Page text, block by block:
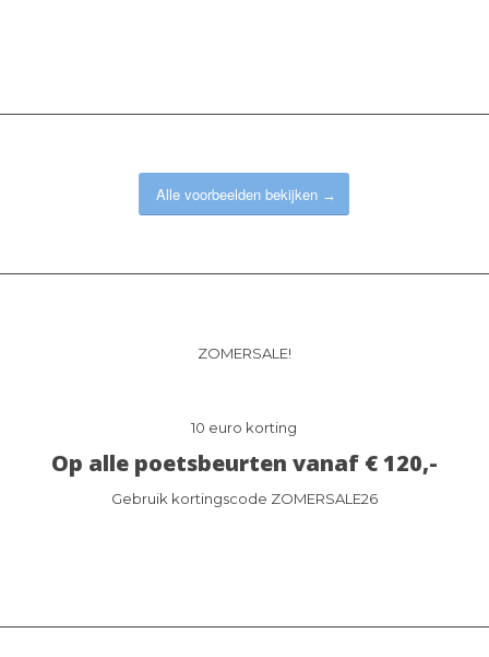
Alle voorbeelden bekijken
ZOMERSALE!
10 euro korting
Op alle poetsbeurten vanaf € 120,-
Gebruik kortingscode ZOMERSALE26